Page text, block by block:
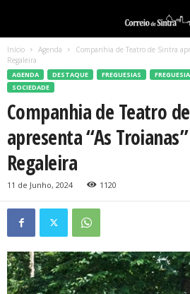
Início Agenda
Companhia de Teatro de Sintra
Regaleira
AGENDA DESTAQUE FREGUESIAS
SOCIEDADE
Companhia de Teatro
apresenta “As
Regaleira
11 de Junho, 2024 1120